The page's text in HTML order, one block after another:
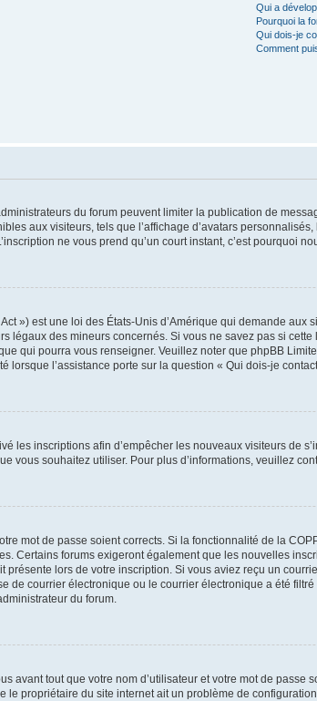
Qui a
Pourquoi la
Qui dois-je
Comment
du forum peuvent limiter la publication de
aux visiteurs, tels que l’affichage d’avatars
ne vous prend qu’un court instant, c’est pourquoi
») est une loi des États-Unis d’Amérique qui demande
légaux des mineurs concernés. Si vous ne savez pas si
qui pourra vous renseigner. Veuillez noter que phpBB
lorsque l’assistance porte sur la question « Qui dois-je
les inscriptions afin d’empêcher les nouveaux visiteurs de
vous souhaitez utiliser. Pour plus d’informations, veuillez
mot de passe soient corrects. Si la fonctionnalité de la
Certains forums exigeront également que les nouvelles
lors de votre inscription. Si vous aviez reçu un
de courrier électronique ou le courrier électronique a été
du forum.
avant tout que votre nom d’utilisateur et votre mot de
propriétaire du site internet ait un problème de